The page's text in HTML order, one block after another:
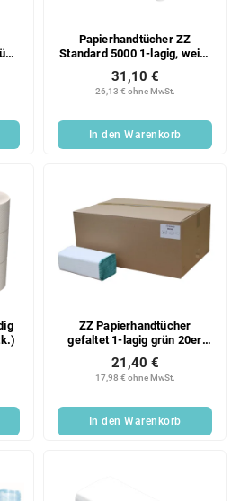
Papierhandtücher ZZ
Standard 5000 1-lagig, weiß,
Recycling, 20x250 Blatt
Karton
26,13 € ohne MwSt.
31,10 €
In den Warenkorb
ZZ Papierhandtücher
gefaltet 1-lagig grün 20er
17,98 € ohne MwSt.
21,40 €
In den Warenkorb